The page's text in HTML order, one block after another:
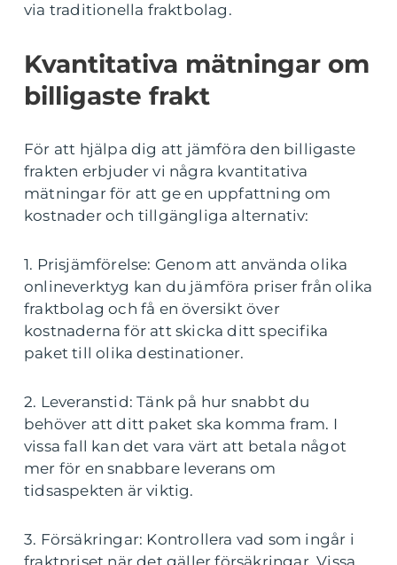
via traditionella fraktbolag.
Kvantitativa mätningar om
billigaste frakt
För att hjälpa dig att jämföra den billigaste
frakten erbjuder vi några kvantitativa
mätningar för att ge en uppfattning om
kostnader och tillgängliga alternativ:
1. Prisjämförelse: Genom att använda olika
onlineverktyg kan du jämföra priser från olika
fraktbolag och få en översikt över
kostnaderna för att skicka ditt specifika
paket till olika destinationer.
2. Leveranstid: Tänk på hur snabbt du
behöver att ditt paket ska komma fram. I
vissa fall kan det vara värt att betala något
mer för en snabbare leverans om
tidsaspekten är viktig.
3. Försäkringar: Kontrollera vad som ingår i